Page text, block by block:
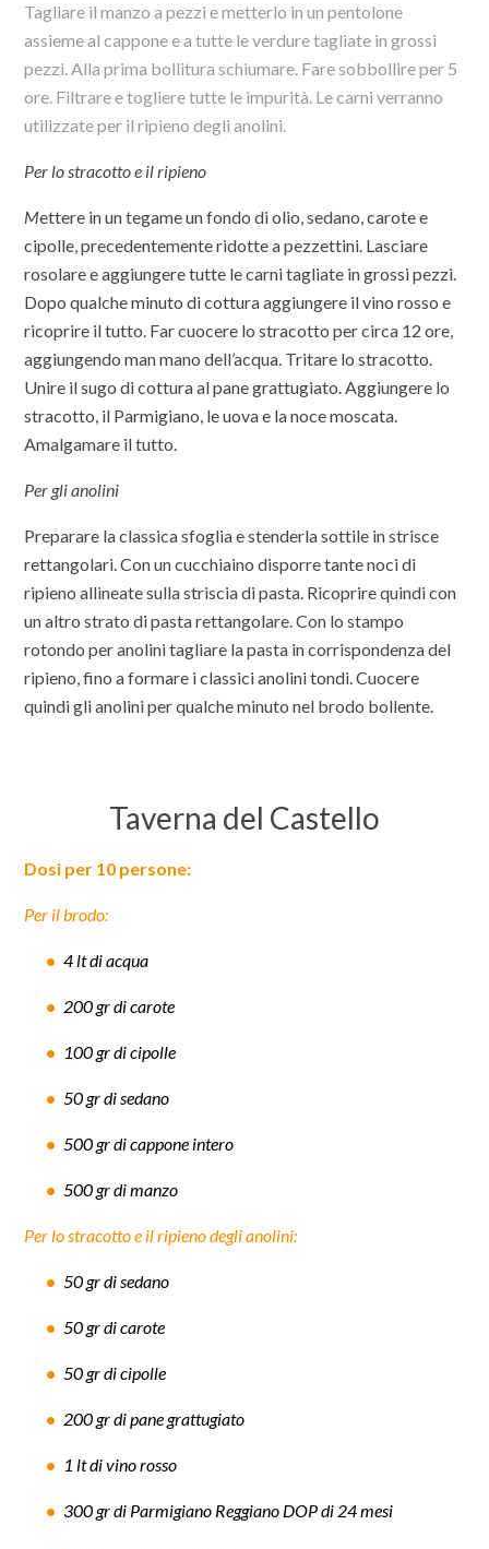
Tagliare il manzo a pezzi e metterlo in un pentolone
assieme al cappone e a tutte le verdure tagliate in grossi
pezzi. Alla prima bollitura schiumare. Fare sobbollire per 5
ore. Filtrare e togliere tutte le impurità. Le carni verranno
utilizzate per il ripieno degli anolini.
Per lo stracotto e il ripieno
Mettere in un tegame un fondo di olio, sedano, carote e
cipolle, precedentemente ridotte a pezzettini. Lasciare
rosolare e aggiungere tutte le carni tagliate in grossi pezzi.
Dopo qualche minuto di cottura aggiungere il vino rosso e
ricoprire il tutto. Far cuocere lo stracotto per circa 12 ore,
aggiungendo man mano dell’acqua. Tritare lo stracotto.
Unire il sugo di cottura al pane grattugiato. Aggiungere lo
stracotto, il Parmigiano, le uova e la noce moscata.
Amalgamare il tutto.
Per gli anolini
Preparare la classica sfoglia e stenderla sottile in strisce
rettangolari. Con un cucchiaino disporre tante noci di
ripieno allineate sulla striscia di pasta. Ricoprire quindi con
un altro strato di pasta rettangolare. Con lo stampo
rotondo per anolini tagliare la pasta in corrispondenza del
ripieno, fino a formare i classici anolini tondi. Cuocere
quindi gli anolini per qualche minuto nel brodo bollente.
Taverna del Castello
Dosi per 10 persone:
Per il brodo:
4 lt di acqua
200 gr di carote
100 gr di cipolle
50 gr di sedano
500 gr di cappone intero
500 gr di manzo
Per lo stracotto e il ripieno degli anolini:
50 gr di sedano
50 gr di carote
50 gr di cipolle
200 gr di pane grattugiato
1 lt di vino rosso
300 gr di Parmigiano Reggiano DOP di 24 mesi